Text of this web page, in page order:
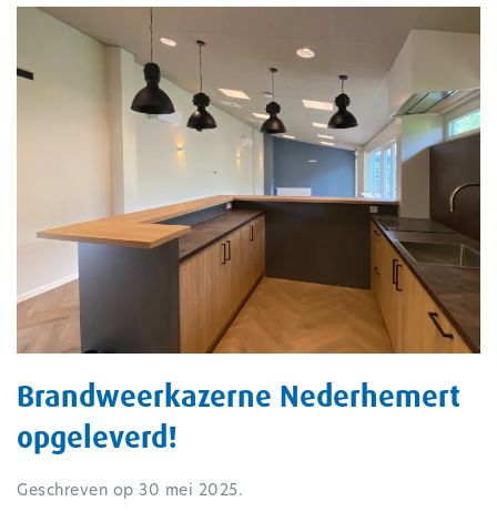
Brandweerkazerne Nederhemert
opgeleverd!
Geschreven op 30 mei 2025.